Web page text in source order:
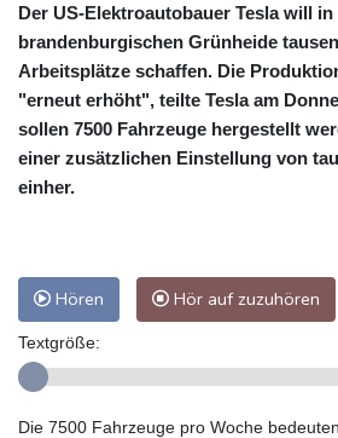
Der US-Elektroautobauer Tesla will
brandenburgischen Grünheide
Arbeitsplätze schaffen. Die
"erneut erhöht", teilte Tesla am
sollen 7500 Fahrzeuge hergestellt
einer zusätzlichen Einstellung von
einher.
Hören Hör auf zuzuhören
Textgröße:
Die 7500 Fahrzeuge pro Woche